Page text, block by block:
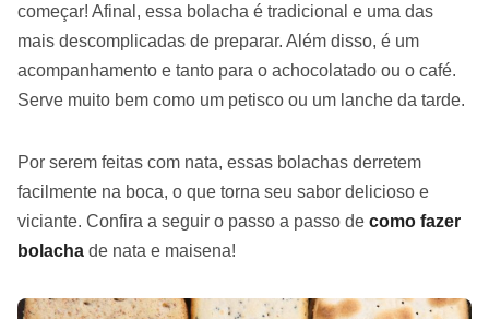
começar! Afinal, essa bolacha é tradicional e uma das
mais descomplicadas de preparar. Além disso, é um
acompanhamento e tanto para o achocolatado ou o café.
Serve muito bem como um petisco ou um lanche da tarde.
Por serem feitas com nata, essas bolachas derretem
facilmente na boca, o que torna seu sabor delicioso e
viciante. Confira a seguir o passo a passo de como fazer
bolacha de nata e maisena!